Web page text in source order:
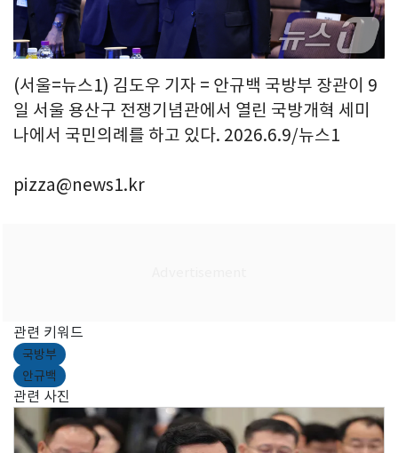
(서울=뉴스1) 김도우 기자 = 안규백 국방부 장관이 9
일 서울 용산구 전쟁기념관에서 열린 국방개혁 세미
나에서 국민의례를 하고 있다. 2026.6.9/뉴스1
pizza@news1.kr
관련 키워드
국방부
안규백
관련 사진